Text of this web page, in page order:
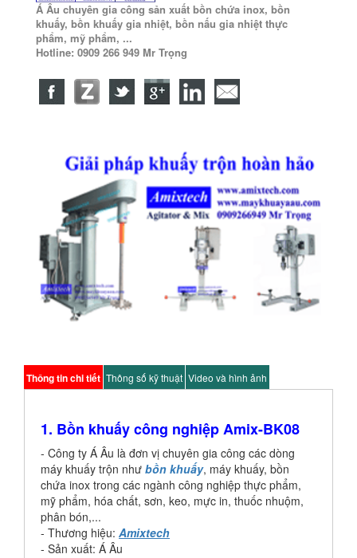
Á Âu chuyên gia công sản xuất bồn chứa inox, bồn
khuấy, bồn khuấy gia nhiệt, bồn nấu gia nhiệt thực
phẩm, mỹ phẩm, ...
Hotline: 0909 266 949 Mr Trọng
Thông tin chi tiết Thông số kỹ thuật Video và hình ảnh
1. Bồn khuấy công nghiệp Amix-BK08
- Công ty Á Âu là đơn vị chuyên gia công các dòng
máy khuấy trộn như bồn khuấy, máy khuấy, bồn
chứa inox trong các ngành công nghiệp thực phẩm,
mỹ phẩm, hóa chất, sơn, keo, mực in, thuốc nhuộm,
phân bón,...
- Thương hiệu: Amixtech
- Sản xuất: Á Âu